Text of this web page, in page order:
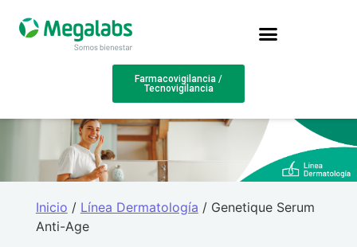
Farmacovigilancia /
Tecnovigilancia
Inicio / Línea Dermatología / Genetique Serum
Anti-Age